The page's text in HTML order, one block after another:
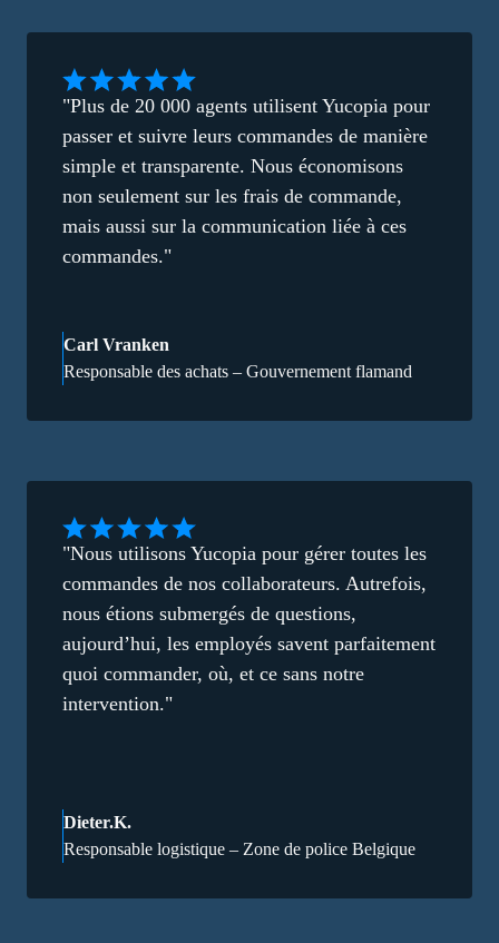
"Plus de 20 000 agents utilisent Yucopia pour
passer et suivre leurs commandes de manière
simple et transparente. Nous économisons
non seulement sur les frais de commande,
mais aussi sur la communication liée à ces
commandes."
Carl Vranken
Responsable des achats – Gouvernement flamand
"Nous utilisons Yucopia pour gérer toutes les
commandes de nos collaborateurs. Autrefois,
nous étions submergés de questions,
aujourd’hui, les employés savent parfaitement
quoi commander, où, et ce sans notre
intervention."
Dieter.K.
Responsable logistique – Zone de police Belgique